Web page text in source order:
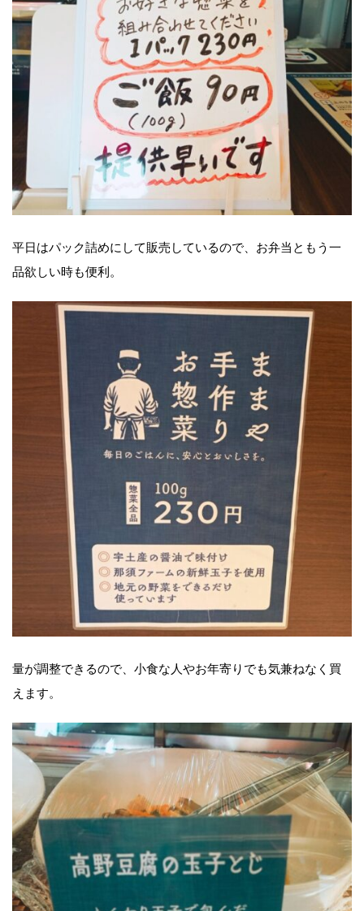
平日はパック詰めにして販売しているので、お弁当ともう一
品欲しい時も便利。
量が調整できるので、小食な人やお年寄りでも気兼ねなく買
えます。